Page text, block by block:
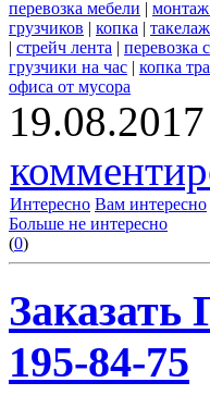
перевозка мебели | монтаж
грузчиков | копка |
| стрейч лента | перевозка
грузчики на час | копка
офиса от мусора
Интересно Вам интересно
Больше не интересно
(0)
Заказать
195-84-75